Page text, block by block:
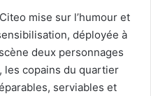
mise sur l’humour et
déployée à
deux personnages
les copains du quartier
serviables et